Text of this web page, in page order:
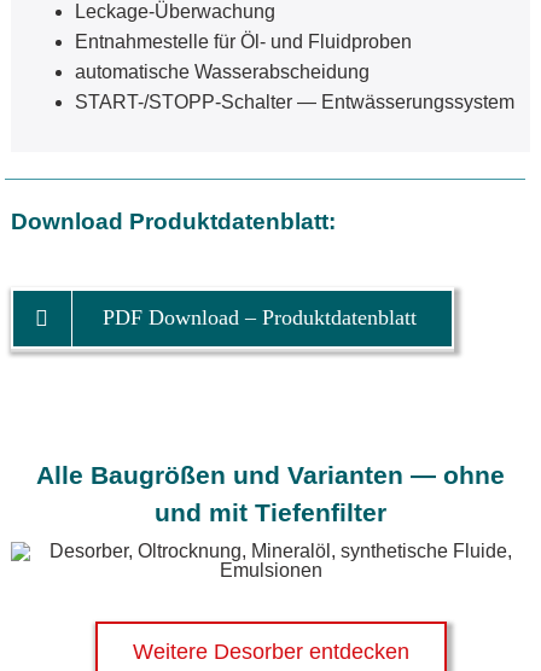
Leckage-Überwachung
Entnahmestelle für Öl- und Fluidproben
automatische Wasserabscheidung
START-/STOPP-Schalter — Entwässerungssystem
Download Produktdatenblatt:
PDF Download – Produktdatenblatt
Alle Baugrößen und Varianten — ohne
und mit Tiefenfilter
Weitere Desorber entdecken